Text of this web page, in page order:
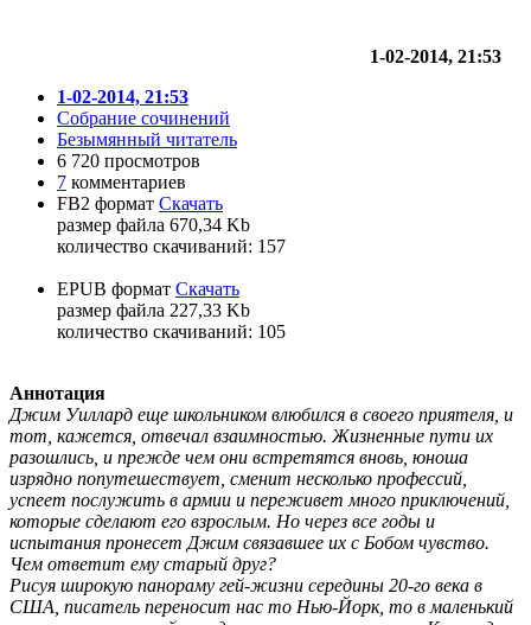
1-02-2014, 21:53
1-02-2014, 21:53
Собрание сочинений
Безымянный читатель
6 720 просмотров
7 комментариев
FB2 формат Скачать
размер файла 670,34 Kb
количество cкачиваний: 157
EPUB формат Скачать
размер файла 227,33 Kb
количество cкачиваний: 105
Аннотация
Джим Уиллард еще школьником влюбился в своего приятеля, и
тот, кажется, отвечал взаимностью. Жизненные пути их
разошлись, и прежде чем они встретятся вновь, юноша
изрядно попутешествует, сменит несколько профессий,
успеет послужить в армии и переживет много приключений,
которые сделают его взрослым. Но через все годы и
испытания пронесет Джим связавшее их с Бобом чувство.
Чем ответит ему старый друг?
Рисуя широкую панораму гей-жизни середины 20-го века в
США, писатель переносит нас то Нью-Йорк, то в маленький